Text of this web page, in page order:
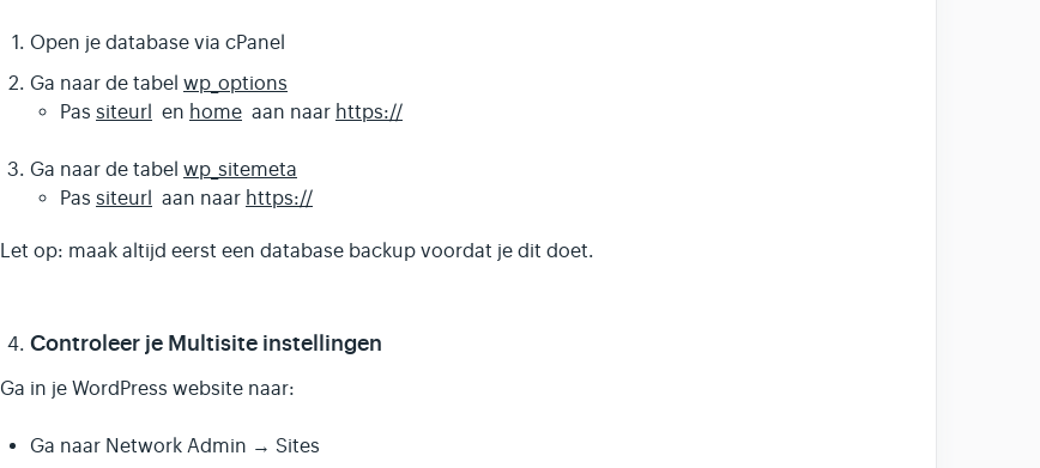
Open je database via cPanel
Ga naar de tabel wp_options
Pas siteurl en home aan naar https://
Ga naar de tabel wp_sitemeta
Pas siteurl aan naar https://
Let op: maak altijd eerst een database backup voordat je dit doet.
Controleer je Multisite instellingen
Ga in je WordPress website naar:
Ga naar Network Admin → Sites